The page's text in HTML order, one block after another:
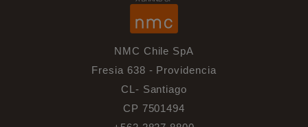
NMC Chile SpA
Fresia 638 - Providencia
CL- Santiago
CP 7501494